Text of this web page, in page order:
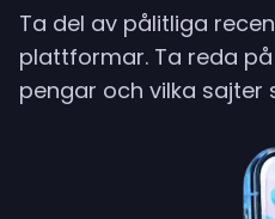
Ta del av pålitliga
plattformar. Ta reda
pengar och vilka sajter